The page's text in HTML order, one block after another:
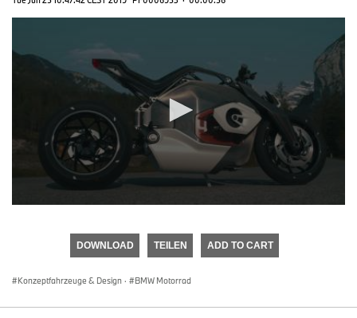
DOWNLOAD TEILEN ADD TO CART
Konzeptfahrzeuge & Design · BMW Motorrad